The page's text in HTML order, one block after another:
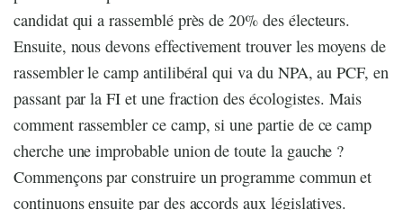
candidat qui a rassemblé près de 20% des électeurs.
Ensuite, nous devons effectivement trouver les moyens de
rassembler le camp antilibéral qui va du NPA, au PCF, en
passant par la FI et une fraction des écologistes. Mais
comment rassembler ce camp, si une partie de ce camp
cherche une improbable union de toute la gauche ?
Commençons par construire un programme commun et
continuons ensuite par des accords aux législatives.